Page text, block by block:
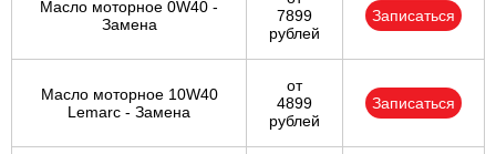
Масло моторное 0W40 -
Замена
7899
рублей
Записаться
Масло моторное 10W40
Lemarc - Замена
от
4899
рублей
Записаться